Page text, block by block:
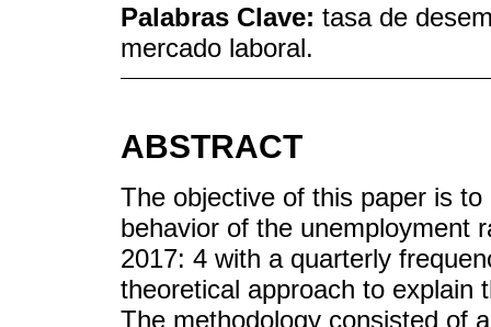
Palabras Clave: tasa de
mercado laboral.
ABSTRACT
The objective of this paper is
behavior of the unemployment
2017: 4 with a quarterly
theoretical approach to explain
The methodology consisted of